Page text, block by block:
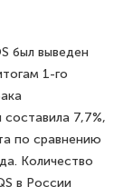
был выведен
1-го
7,7%,
по сравнению
Количество
в России